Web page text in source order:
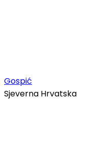
Gospić
Sjeverna Hrvatska